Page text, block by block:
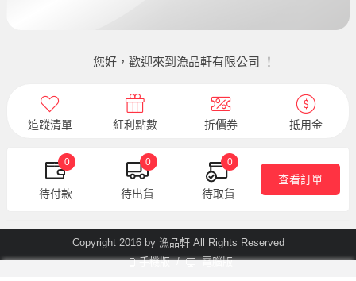
您好，歡迎來到漁品軒有限公司 ！
追蹤清單 紅利點數 折價券 抵用金
0
待付款
0
待出貨
0
待取貨
查看訂單
Copyright 2016 by 漁品軒 All Rights Reserved
手機版 / 電腦版